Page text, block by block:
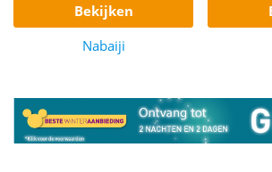
bekijken
Nabaiji